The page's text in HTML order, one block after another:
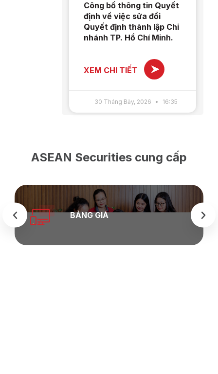
Công bố thông tin Quyết
định về việc sửa đổi
Quyết định thành lập Chi
nhánh TP. Hồ Chí Minh.
XEM CHI TIẾT
30 Tháng Bảy, 2026 16:35
ASEAN Securities cung cấp
BẢNG GIÁ